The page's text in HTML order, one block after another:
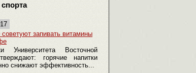
запивать витамины
Университета Восточной
горячие напитки
снижают эффективность...